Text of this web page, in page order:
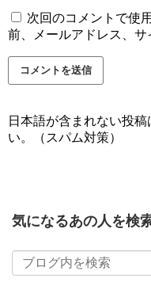
次回のコメントで使
前、メールアドレス、サ
日本語が含まれない投
い。（スパム対策）
気になるあの人を検